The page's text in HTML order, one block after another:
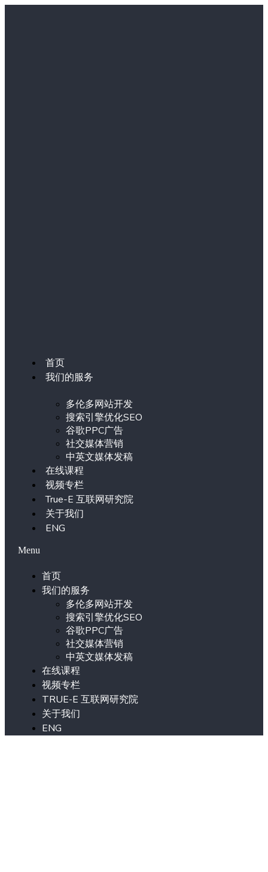
首页
我们的服务
多伦多网站开发
搜索引擎优化SEO
谷歌PPC广告
社交媒体营销
中英文媒体发稿
在线课程
视频专栏
True-E 互联网研究院
关于我们
ENG
Menu
首页
我们的服务
多伦多网站开发
搜索引擎优化SEO
谷歌PPC广告
社交媒体营销
中英文媒体发稿
在线课程
视频专栏
TRUE-E 互联网研究院
关于我们
ENG